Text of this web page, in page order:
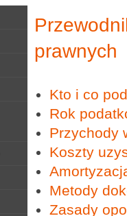
prawnych
Kto i co
Rok
Przychody
Koszty
Metody
Zasady